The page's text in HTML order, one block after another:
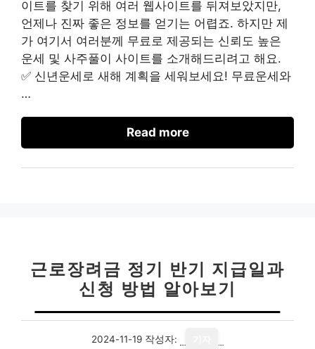
이트를 찾기 위해 여러 웹사이트를 뒤져보았지만,
언제나 진짜 좋은 정보를 얻기는 어렵죠. 하지만 제
가 여기서 여러분께 무료로 제공되는 신뢰도 높은
운세 및 사주풀이 사이트를 소개해드리려고 해요.
✅ 신년운세로 새해 계획을 세워보세요! 무료운세와
…
Read more
근로장려금 정기 반기 지급일과
신청 방법 알아보기
2024-11-19 작성자: